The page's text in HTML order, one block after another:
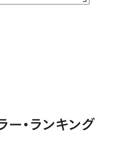
・ランキング